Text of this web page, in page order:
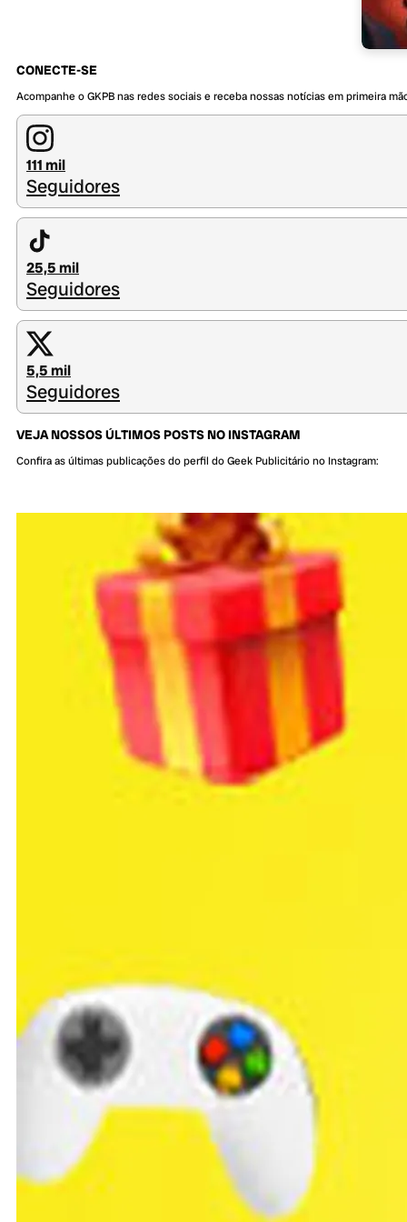
CONECTE-SE
Acompanhe o GKPB nas redes sociais e receba nossas notícias em primeira
111 mil
Seguidores
25,5 mil
Seguidores
5,5 mil
Seguidores
VEJA NOSSOS ÚLTIMOS POSTS NO INSTAGRAM
Confira as últimas publicações do perfil do Geek Publicitário no Instagram: